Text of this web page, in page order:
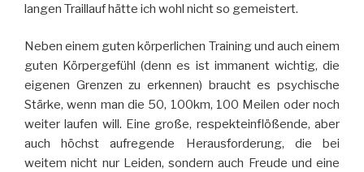
langen Traillauf hätte ich wohl nicht so gemeistert.
Neben einem guten körperlichen Training und auch einem
guten Körpergefühl (denn es ist immanent wichtig, die
eigenen Grenzen zu erkennen) braucht es psychische
Stärke, wenn man die 50, 100km, 100 Meilen oder noch
weiter laufen will. Eine große, respekteinflößende, aber
auch höchst aufregende Herausforderung, die bei
weitem nicht nur Leiden, sondern auch Freude und eine